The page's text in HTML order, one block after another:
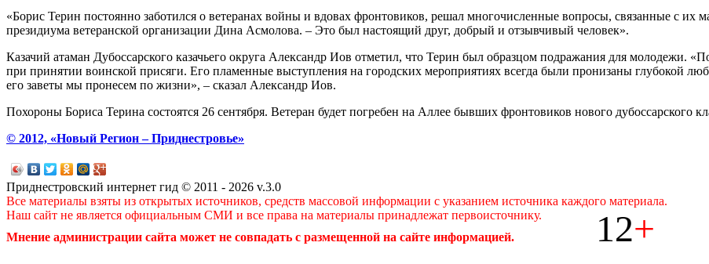
«Борис Терин постоянно заботился о ветеранах войны и вдовах фронтовиков, решал многочисленные вопросы, связанные с их
президиума ветеранской организации Дина Асмолова. – Это был настоящий друг, добрый и отзывчивый человек».
Казачий атаман Дубоссарского казачьего округа Александр Иов отметил, что Терин был образцом подражания для молодежи.
при принятии воинской присяги. Его пламенные выступления на городских мероприятиях всегда были пронизаны глубокой
его заветы мы пронесем по жизни», – сказал Александр Иов.
Похороны Бориса Терина состоятся 26 сентября. Ветеран будет погребен на Аллее бывших фронтовиков нового дубоссарского
© 2012, «Новый Регион – Приднестровье»
Приднестровский интернет гид © 2011 - 2026 v.3.0
Все материалы взяты из открытых источников, средств массовой информации с указанием источника каждого материала.
Наш сайт не является официальным СМИ и все права на материалы принадлежат первоисточнику.
Мнение администрации сайта может не совпадать с размещенной на сайте информацией.
12+